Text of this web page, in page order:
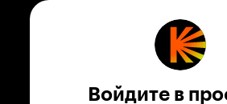
Музыка
Телепрограмма
Войдите в